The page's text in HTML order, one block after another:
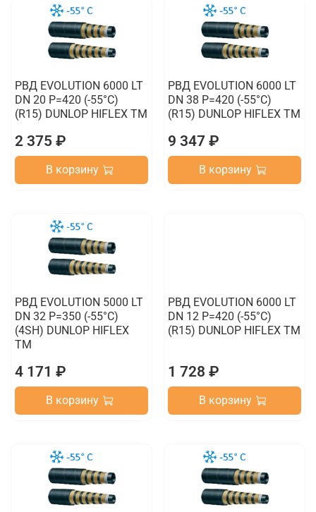
РВД EVOLUTION 6000 LT
DN 20 P=420 (-55°C)
(R15) DUNLOP HIFLEX TM
2 375 ₽
В корзину
РВД EVOLUTION 6000 LT
DN 38 P=420 (-55°C)
(R15) DUNLOP HIFLEX TM
9 347 ₽
В корзину
РВД EVOLUTION 5000 LT
DN 32 P=350 (-55°C)
(4SH) DUNLOP HIFLEX
TM
4 171 ₽
В корзину
РВД EVOLUTION 6000 LT
DN 12 P=420 (-55°C)
(R15) DUNLOP HIFLEX TM
1 728 ₽
В корзину